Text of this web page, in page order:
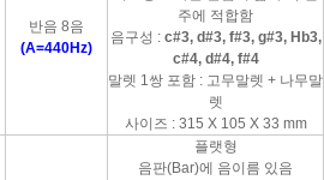
반음 8음
(A=440Hz)
주에 적합함
음구성 : c#3, d#3, f#3, g#3, Hb3,
c#4, d#4, f#4
말렛 1쌍 포함 : 고무말렛 + 나무말
렛
사이즈 : 315 X 105 X 33 mm
플랫형
음판(Bar)에 음이름 있음